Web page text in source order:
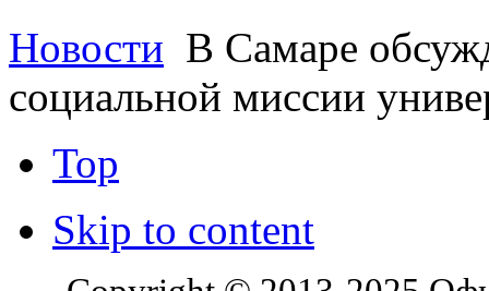
Новости В Самаре
социальной миссии
Top
Skip to content